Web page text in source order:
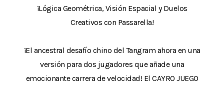
¡Lógica Geométrica, Visión Espacial y Duelos
Creativos con Passarella!
¡El ancestral desafío chino del Tangram ahora en una
versión para dos jugadores que añade una
emocionante carrera de velocidad! El CAYRO JUEGO